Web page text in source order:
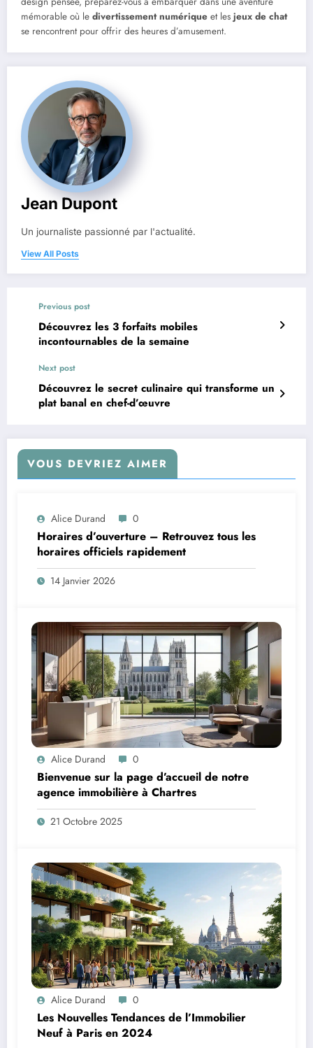
mémorable où le divertissement numérique et les jeux de chat
se rencontrent pour offrir des heures d’amusement.
Jean Dupont
Un journaliste passionné par l'actualité.
View All Posts
Previous post
Découvrez les 3 forfaits mobiles
incontournables de la semaine
Next post
Découvrez le secret culinaire qui transforme un
plat banal en chef-d’œuvre
VOUS DEVRIEZ AIMER
Alice Durand 0
Horaires d’ouverture – Retrouvez tous les
horaires officiels rapidement
14 Janvier 2026
Alice Durand 0
Bienvenue sur la page d’accueil de notre
agence immobilière à Chartres
21 Octobre 2025
Alice Durand 0
Les Nouvelles Tendances de l’Immobilier
Neuf à Paris en 2024